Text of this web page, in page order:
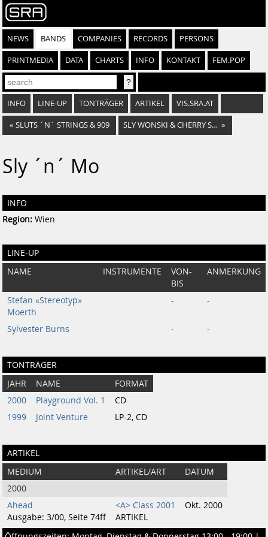
NEWS BANDS COMPANIES RECORDS PERSONS
PRINTMEDIA DATA CHARTS INFO KONTAKT FEM.POP
INFO LINE-UP TONTRÄGER ARTIKEL VIS.SRA.AT
« SLUTS ´N´ STRINGS & 909 SLY WONSKI & CHERRY SUNKIST »
Sly ´n´ Mo
INFO
Region: Wien
LINE-UP
NAME INSTRUMENTE
VON-
BIS
ANMERKUNG
Stefan «Stereotyp»
Moerth
- -
Sylvester Burns - -
TONTRÄGER
JAHR NAME
FORMAT
2000
Playground Vol. 1
CD
1999
Joint Venture LP-2, CD
ARTIKEL
MEDIUM ARTIKEL/ART
DATUM
2000
Ahead
Ausgabe: 3/00, Seite 74ff
<A> Class 2001
ARTIKEL
Okt. 2000